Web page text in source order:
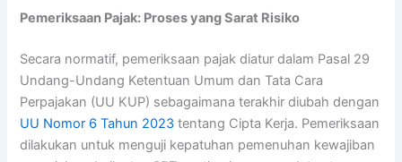
Pemeriksaan Pajak: Proses yang Sarat Risiko
Secara normatif, pemeriksaan pajak diatur dalam Pasal 29
Undang-Undang Ketentuan Umum dan Tata Cara
Perpajakan (UU KUP) sebagaimana terakhir diubah dengan
UU Nomor 6 Tahun 2023 tentang Cipta Kerja. Pemeriksaan
dilakukan untuk menguji kepatuhan pemenuhan kewajiban